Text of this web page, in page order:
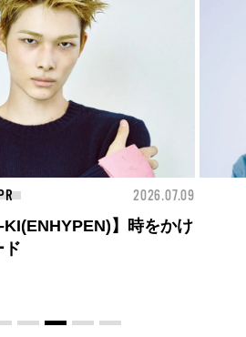
2026.07.09
らにあか抜け。N.（エヌ
リングアイテムで作る